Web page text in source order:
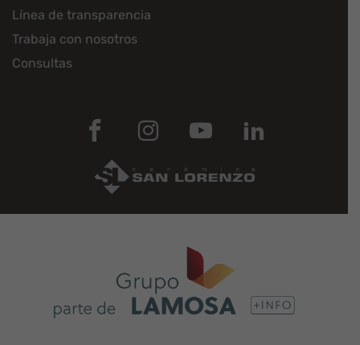
Línea de transparencia
Trabaja con nosotros
Consultas